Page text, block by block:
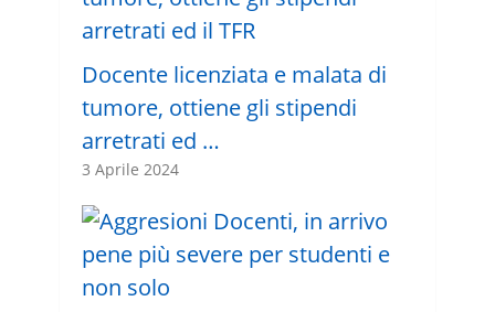
Docente licenziata e malata di
tumore, ottiene gli stipendi
arretrati ed …
3 Aprile 2024